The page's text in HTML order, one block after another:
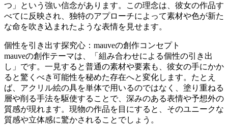
つ」という強い信念があります。この理念は、彼女の作品す
べてに反映され、独特のアプローチによって素材や色が新た
な命を吹き込まれたような表情を見せます。
個性を引き出す探究心：mauveの創作コンセプト
mauveの創作テーマは、「組み合わせによる個性の引き出
し」です。一見すると普通の素材や要素も、彼女の手にかか
ると驚くべき可能性を秘めた存在へと変化します。たとえ
ば、アクリル絵の具を単体で用いるのではなく、塗り重ねる
層や削る手法を駆使することで、深みのある表情や予想外の
質感が現れます。現物の作品を目にすると、そのユニークな
質感や立体感に驚かされることでしょう。